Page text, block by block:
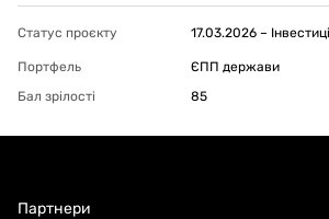
Статус проєкту 17.03.2026 –
Портфель
ЄПП держави
Бал зрілості
85
Партнери